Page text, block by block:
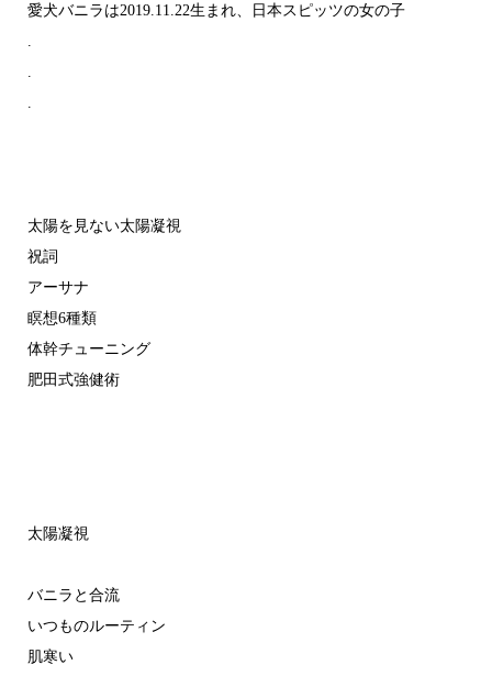
愛犬バニラは2019.11.22生まれ、日本スピッツの女の子
.
.
.
太陽を見ない太陽凝視
祝詞
アーサナ
瞑想6種類
体幹チューニング
肥田式強健術
太陽凝視
バニラと合流
いつものルーティン
肌寒い